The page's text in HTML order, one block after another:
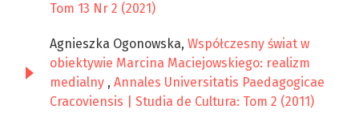
Tom 13 Nr 2 (2021)
Agnieszka Ogonowska, Współczesny świat w
obiektywie Marcina Maciejowskiego: realizm
medialny , Annales Universitatis Paedagogicae
Cracoviensis | Studia de Cultura: Tom 2 (2011)